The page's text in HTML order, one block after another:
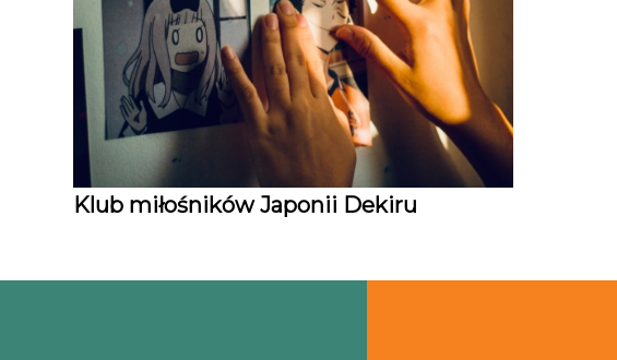
Klub miłośników Japonii Dekiru